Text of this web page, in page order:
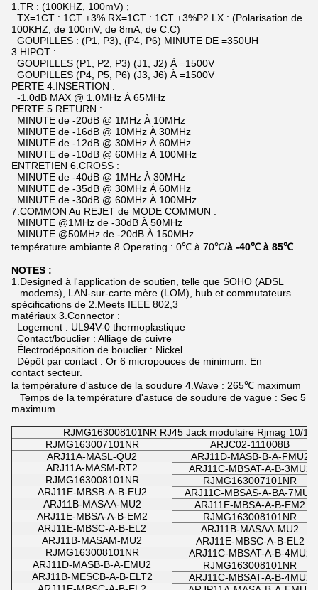
1.TR : (100KHZ, 100mV) ;
TX=1CT : 1CT ±3% RX=1CT : 1CT ±3%P2.LX : (Polarisation de
100KHZ, de 100mV, de 8mA, de C.C)
GOUPILLES : (P1, P3), (P4, P6) MINUTE DE =350UH
3.HIPOT :
GOUPILLES (P1, P2, P3) (J1, J2) À =1500V
GOUPILLES (P4, P5, P6) (J3, J6) À =1500V
PERTE 4.INSERTION :
-1.0dB MAX @ 1.0MHz À 65MHz
PERTE 5.RETURN :
MINUTE de -20dB @ 1MHz À 10MHz
MINUTE de -16dB @ 10MHz À 30MHz
MINUTE de -12dB @ 30MHz À 60MHz
MINUTE de -10dB @ 60MHz À 100MHz
ENTRETIEN 6.CROSS :
MINUTE de -40dB @ 1MHz À 30MHz
MINUTE de -35dB @ 30MHz À 60MHz
MINUTE de -30dB @ 60MHz À 100MHz
7.COMMON Au REJET de MODE COMMUN :
MINUTE @1MHz de -30dB À 50MHz
MINUTE @50MHz de -20dB À 150MHz
température ambiante 8.Operating : 0℃ à 70℃/à -40℃ à 85℃
NOTES :
1.Designed à l'application de soutien, telle que SOHO (ADSL
modems), LAN-sur-carte mère (LOM), hub et commutateurs.
spécifications de 2.Meets IEEE 802,3
matériaux 3.Connector :
Logement : UL94V-0 thermoplastique
Contact/bouclier : Alliage de cuivre
Électrodéposition de bouclier : Nickel
Dépôt par contact : Or 6 micropouces de minimum. En
contact secteur.
la température d'astuce de la soudure 4.Wave : 265℃ maximum
Temps de la température d'astuce de soudure de vague : Sec 5
maximum
RJMG163008101NR RJ45 Jack modulaire Rjmag 10/
RJMG163007101NR
ARJC02-111008B
ARJ11A-MASL-QU2
ARJ11D-MASB-B-A-FMU2
ARJ11A-MASM-RT2
ARJ11C-MBSAT-A-B-3MU2
RJMG163008101NR
RJMG163007101NR
ARJ11E-MBSB-A-B-EU2
ARJ11C-MBSAS-A-BA-7MU2
ARJ11B-MASAA-MU2
ARJ11E-MBSA-A-B-EM2
ARJ11E-MBSA-A-B-EM2
RJMG163008101NR
ARJ11E-MBSC-A-B-EL2
ARJ11B-MASAA-MU2
ARJ11B-MASAM-MU2
ARJ11E-MBSC-A-B-EL2
RJMG163008101NR
ARJ11C-MBSAT-A-B-4MU2
ARJ11D-MASB-B-A-EMU2
RJMG163008101NR
ARJ11B-MESCB-A-B-ELT2
ARJ11C-MBSAT-A-B-4MU2